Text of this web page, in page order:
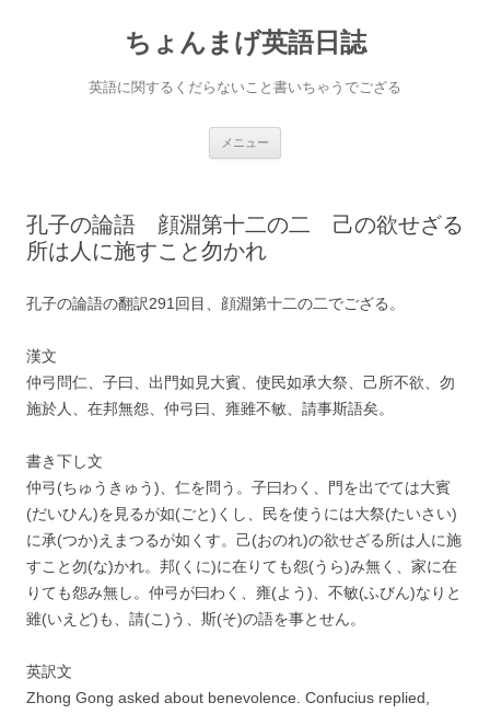
ちょんまげ英語日誌
英語に関するくだらないこと書いちゃうでござる
メニュー
ス
孔子の論語 顔淵第十二の二 己の欲せざる
所は人に施すこと勿かれ
孔子の論語の翻訳291回目、顔淵第十二の二でござる。
漢文
仲弓問仁、子曰、出門如見大賓、使民如承大祭、己所不欲、勿
施於人、在邦無怨、仲弓曰、雍雖不敏、請事斯語矣。
書き下し文
仲弓(ちゅうきゅう)、仁を問う。子曰わく、門を出でては大賓
(だいひん)を見るが如(ごと)くし、民を使うには大祭(たいさい)
に承(つか)えまつるが如くす。己(おのれ)の欲せざる所は人に施
すこと勿(な)かれ。邦(くに)に在りても怨(うら)み無く、家に在
りても怨み無し。仲弓が曰わく、雍(よう)、不敏(ふびん)なりと
雖(いえど)も、請(こ)う、斯(そ)の語を事とせん。
英訳文
Zhong Gong asked about benevolence. Confucius replied,